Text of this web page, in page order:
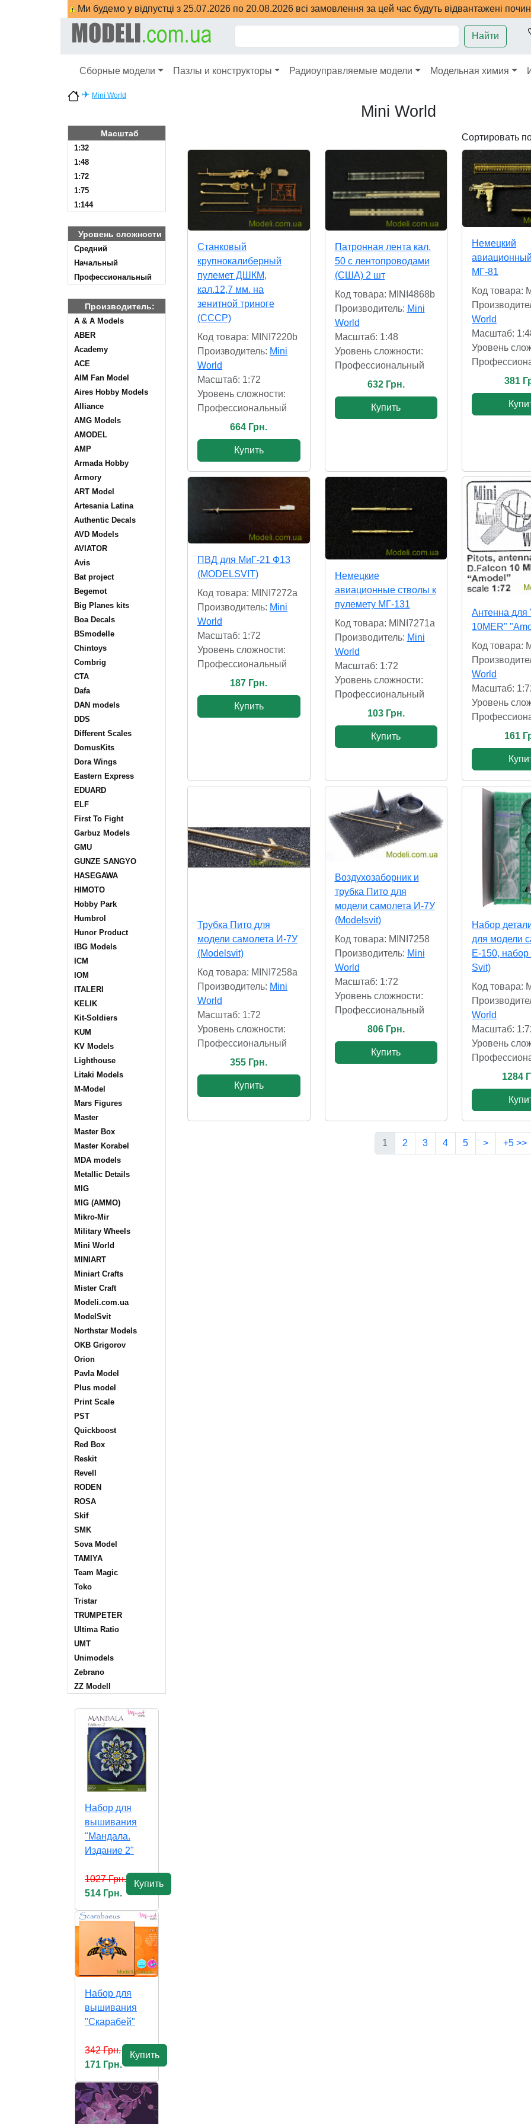
Ми будемо у відпустці з 25.07.2026 по 20.08.2026 всі замовлення за цей час будуть відвантажені
Найти
Сборные модели Пазлы и конструкторы Радиоуправляемые модели Модельная химия
✈ Mini World
Mini World
Масштаб
1:32
1:48
1:72
1:75
1:144
Уровень сложности
Cредний
Начальный
Профессиональный
Производитель:
A & A Models
ABER
Academy
ACE
AIM Fan Model
Aires Hobby Models
Alliance
AMG Models
AMODEL
AMP
Armada Hobby
Armory
ART Model
Artesania Latina
Authentic Decals
AVD Models
AVIATOR
Avis
Bat project
Begemot
Big Planes kits
Boa Decals
BSmodelle
Chintoys
Combrig
CTA
Dafa
DAN models
DDS
Different Scales
DomusKits
Dora Wings
Eastern Express
EDUARD
ELF
First To Fight
Garbuz Models
GMU
GUNZE SANGYO
HASEGAWA
HIMOTO
Hobby Park
Humbrol
Hunor Product
IBG Models
ICM
IOM
ITALERI
KELIK
Kit-Soldiers
KUM
KV Models
Lighthouse
Litaki Models
M-Model
Mars Figures
Master
Master Box
Master Korabel
MDA models
Metallic Details
MIG
MIG (AMMO)
Mikro-Mir
Military Wheels
Mini World
MINIART
Miniart Crafts
Mister Craft
Modeli.com.ua
ModelSvit
Northstar Models
OKB Grigorov
Orion
Pavla Model
Plus model
Print Scale
PST
Quickboost
Red Box
Reskit
Revell
RODEN
ROSA
Skif
SMK
Sova Model
TAMIYA
Team Magic
Toko
Tristar
TRUMPETER
Ultima Ratio
UMT
Unimodels
Zebrano
ZZ Modell
Набор для
вышивания
"Мандала.
Издание 2"
1027 Грн.
514 Грн.
Купить
Набор для
вышивания
"Скарабей"
342 Грн.
171 Грн.
Купить
Сортировать
Станковый
крупнокалиберный
пулемет ДШКМ,
кал.12,7 мм. на
зенитной триноге
(СССР)
Код товара: MINI7220b
Производитель: Mini
World
Масштаб: 1:72
Уровень сложности:
Профессиональный
664 Грн.
Купить
Патронная лента кал.
50 с лентопроводами
(США) 2 шт
Код товара: MINI4868b
Производитель: Mini
World
Масштаб: 1:48
Уровень сложности:
Профессиональный
632 Грн.
Купить
Немецкий
МГ-81
Код товара:
World
Масштаб:
Уровень
381
ПВД для МиГ-21 Ф13
(MODELSVIT)
Код товара: MINI7272a
Производитель: Mini
World
Масштаб: 1:72
Уровень сложности:
Профессиональный
187 Грн.
Купить
Немецкие
авиационные стволы к
пулемету МГ-131
Код товара: MINI7271a
Производитель: Mini
World
Масштаб: 1:72
Уровень сложности:
Профессиональный
103 Грн.
Купить
Антенна для
10MER"
Код товара:
World
Масштаб:
Уровень
161
Трубка Пито для
модели самолета И-7У
(Modelsvit)
Код товара: MINI7258a
Производитель: Mini
World
Масштаб: 1:72
Уровень сложности:
Профессиональный
355 Грн.
Купить
Воздухозаборник и
трубка Пито для
модели самолета И-7У
(Modelsvit)
Код товара: MINI7258
Производитель: Mini
World
Масштаб: 1:72
Уровень сложности:
Профессиональный
806 Грн.
Купить
Набор
для модели
E-150, набор
Svit)
Код товара:
World
Масштаб:
Уровень
1284
1 2 3 4 5 > +5 >>